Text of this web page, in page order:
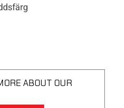
ABOUT OUR